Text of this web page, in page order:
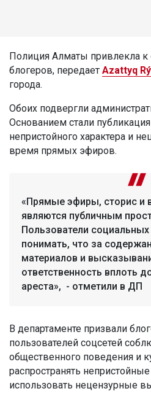
Полиция Алматы привлекла к
блогеров, передает Azattyq
города.
Обоих подвергли
Основанием стали
непристойного характера и
время прямых эфиров.
«Прямые эфиры, сторис и
являются публичным
Пользователи
понимать, что за
материалов и
ответственность вплоть
ареста», - отметили в ДП
В департаменте призвали
пользователей соцсетей
общественного поведения и
распространять
использовать нецензурные